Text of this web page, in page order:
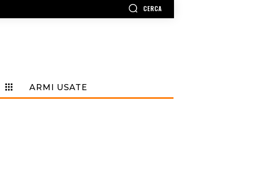
CERCA
ARMI USATE